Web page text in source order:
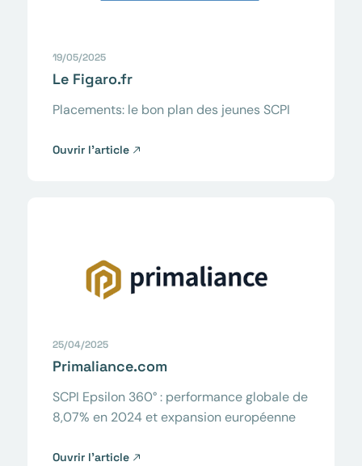
19/05/2025
Le Figaro.fr
Placements: le bon plan des jeunes SCPI
Ouvrir l’article
25/04/2025
Primaliance.com
SCPI Epsilon 360° : performance globale de
8,07% en 2024 et expansion européenne
Ouvrir l’article